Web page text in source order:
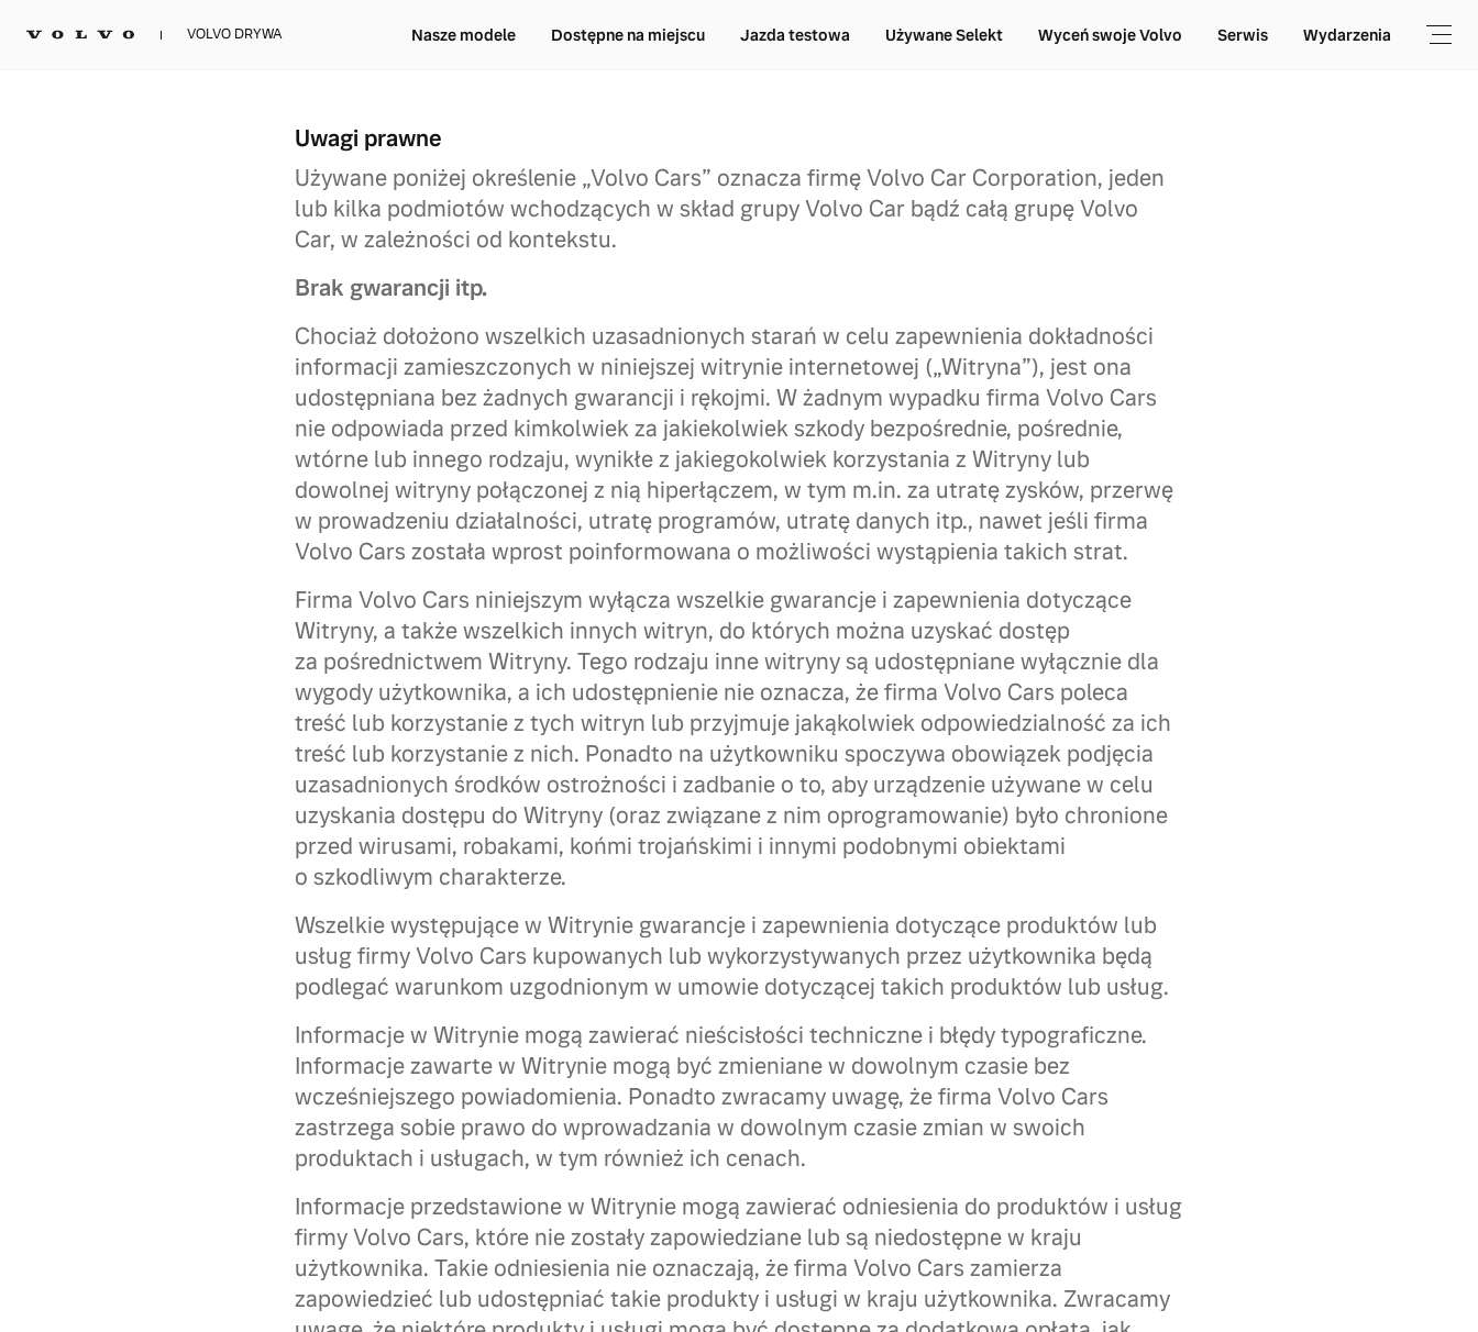
VOLVO DRYWA Nasze modele Dostępne na miejscu Jazda testowa Używane Selekt Wyceń swoje Volvo Serwis Wydarzenia
Uwagi prawne
Używane poniżej określenie „Volvo Cars” oznacza firmę Volvo Car Corporation, jeden
lub kilka podmiotów wchodzących w skład grupy Volvo Car bądź całą grupę Volvo
Car, w zależności od kontekstu.
Brak gwarancji itp.
Chociaż dołożono wszelkich uzasadnionych starań w celu zapewnienia dokładności
informacji zamieszczonych w niniejszej witrynie internetowej („Witryna”), jest ona
udostępniana bez żadnych gwarancji i rękojmi. W żadnym wypadku firma Volvo Cars
nie odpowiada przed kimkolwiek za jakiekolwiek szkody bezpośrednie, pośrednie,
wtórne lub innego rodzaju, wynikłe z jakiegokolwiek korzystania z Witryny lub
dowolnej witryny połączonej z nią hiperłączem, w tym m.in. za utratę zysków, przerwę
w prowadzeniu działalności, utratę programów, utratę danych itp., nawet jeśli firma
Volvo Cars została wprost poinformowana o możliwości wystąpienia takich strat.
Firma Volvo Cars niniejszym wyłącza wszelkie gwarancje i zapewnienia dotyczące
Witryny, a także wszelkich innych witryn, do których można uzyskać dostęp
za pośrednictwem Witryny. Tego rodzaju inne witryny są udostępniane wyłącznie dla
wygody użytkownika, a ich udostępnienie nie oznacza, że firma Volvo Cars poleca
treść lub korzystanie z tych witryn lub przyjmuje jakąkolwiek odpowiedzialność za ich
treść lub korzystanie z nich. Ponadto na użytkowniku spoczywa obowiązek podjęcia
uzasadnionych środków ostrożności i zadbanie o to, aby urządzenie używane w celu
uzyskania dostępu do Witryny (oraz związane z nim oprogramowanie) było chronione
przed wirusami, robakami, końmi trojańskimi i innymi podobnymi obiektami
o szkodliwym charakterze.
Wszelkie występujące w Witrynie gwarancje i zapewnienia dotyczące produktów lub
usług firmy Volvo Cars kupowanych lub wykorzystywanych przez użytkownika będą
podlegać warunkom uzgodnionym w umowie dotyczącej takich produktów lub usług.
Informacje w Witrynie mogą zawierać nieścisłości techniczne i błędy typograficzne.
Informacje zawarte w Witrynie mogą być zmieniane w dowolnym czasie bez
wcześniejszego powiadomienia. Ponadto zwracamy uwagę, że firma Volvo Cars
zastrzega sobie prawo do wprowadzania w dowolnym czasie zmian w swoich
produktach i usługach, w tym również ich cenach.
Informacje przedstawione w Witrynie mogą zawierać odniesienia do produktów i usług
firmy Volvo Cars, które nie zostały zapowiedziane lub są niedostępne w kraju
użytkownika. Takie odniesienia nie oznaczają, że firma Volvo Cars zamierza
zapowiedzieć lub udostępniać takie produkty i usługi w kraju użytkownika. Zwracamy